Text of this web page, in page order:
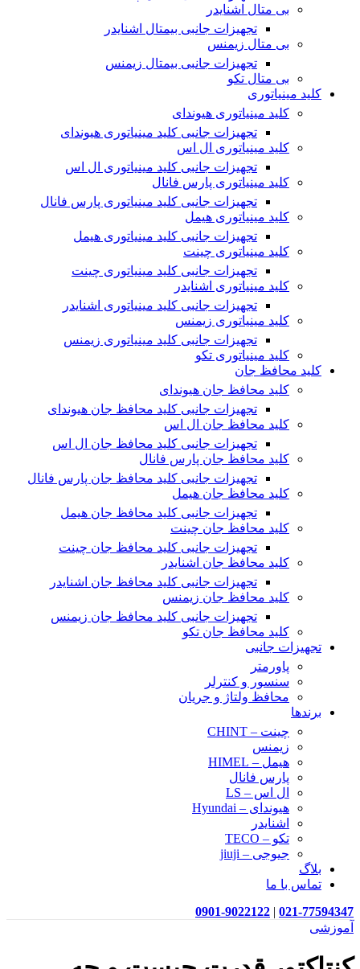
بی متال اشنایدر
تجهیزات جانبی بیمتال اشنایدر
بی متال زیمنس
تجهیزات جانبی بیمتال زیمنس
بی متال تکو
کلید مینیاتوری
کلید مینیاتوری هیوندای
تجهیزات جانبی کلید مینیاتوری هیوندای
کلید مینیاتوری ال اس
تجهیزات جانبی کلید مینیاتوری ال اس
کلید مینیاتوری پارس فانال
تجهیزات جانبی کلید مینیاتوری پارس فانال
کلید مینیاتوری هیمل
تجهیزات جانبی کلید مینیاتوری هیمل
کلید مینیاتوری چینت
تجهیزات جانبی کلید مینیاتوری چینت
کلید مینیاتوری اشنایدر
تجهیزات جانبی کلید مینیاتوری اشنایدر
کلید مینیاتوری زیمنس
تجهیزات جانبی کلید مینیاتوری زیمنس
کلید مینیاتوری تکو
کلید محافظ جان
کلید محافظ جان هیوندای
تجهیزات جانبی کلید محافظ جان هیوندای
کلید محافظ جان ال اس
تجهیزات جانبی کلید محافظ جان ال اس
کلید محافظ جان پارس فانال
تجهیزات جانبی کلید محافظ جان پارس فانال
کلید محافظ جان هیمل
تجهیزات جانبی کلید محافظ جان هیمل
کلید محافظ جان چینت
تجهیزات جانبی کلید محافظ جان چینت
کلید محافظ جان اشنایدر
تجهیزات جانبی کلید محافظ جان اشنایدر
کلید محافظ جان زیمنس
تجهیزات جانبی کلید محافظ جان زیمنس
کلید محافظ جان تکو
تجهیزات جانبی
پاورمتر
سنسور و کنترلر
محافظ ولتاژ و‌ جریان
برندها
چینت – CHINT
زیمنس
هیمل – HIMEL
پارس فانال
ال اس – LS
هیوندای – Hyundai
اشنایدر
تکو – TECO
جیوجی – jiuji
بلاگ
تماس با ما
021-77594347
|
0901-9022122
آموزشی